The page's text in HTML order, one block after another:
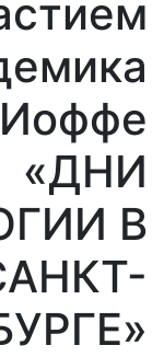
«ДНИ
В